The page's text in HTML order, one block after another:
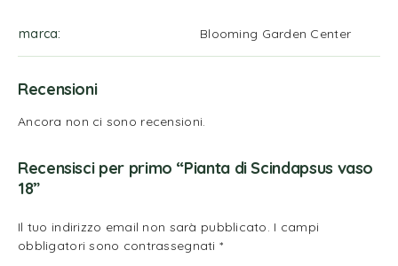
marca Blooming Garden Center
Recensioni
Ancora non ci sono recensioni.
Recensisci per primo “Pianta di Scindapsus vaso
18”
Il tuo indirizzo email non sarà pubblicato. I campi
obbligatori sono contrassegnati *